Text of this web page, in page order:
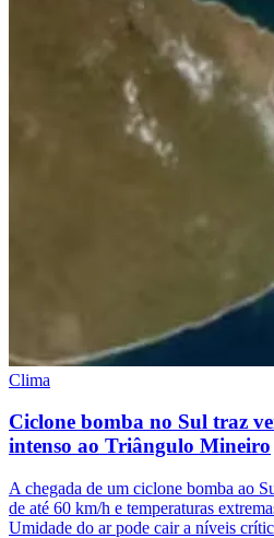
Clima
Ciclone bomba no Sul traz
intenso ao Triângulo Mineiro
A chegada de um ciclone bomba ao
de até 60 km/h e temperaturas
Umidade do ar pode cair a níveis